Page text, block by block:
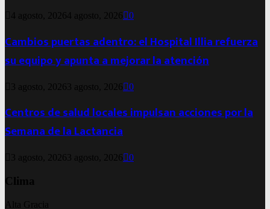
4 agosto, 20264 agosto, 2026 0
Cambios puertas adentro: el Hospital Illia refuerza
su equipo y apunta a mejorar la atención
3 agosto, 2026 3 agosto, 2026 0
Centros de salud locales impulsan acciones por la
Semana de la Lactancia
3 agosto, 2026 3 agosto, 2026 0
Clima
Alta Gracia